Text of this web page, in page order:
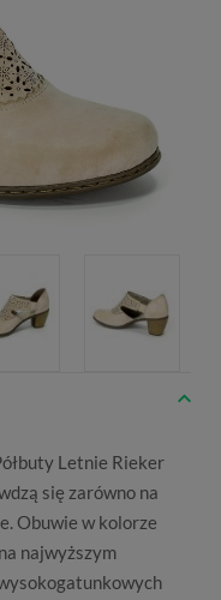
Letnie Rieker
się zarówno na
Obuwie w kolorze
najwyższym